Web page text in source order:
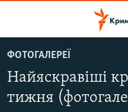
до
основного
матеріалу
ВОДА.КРИМ
ВІДЕО ТА ФОТО
ФОТОГАЛЕРЕЇ
Найяскравіші
тижня